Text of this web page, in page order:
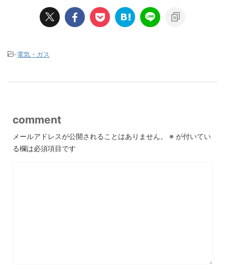
-電気・ガス
comment
メールアドレスが公開されることはありません。 ※ が付いてい
る欄は必須項目です